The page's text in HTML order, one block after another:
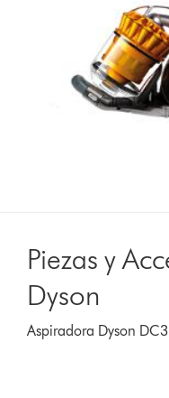
Piezas y
Dyson
Aspiradora Dyson